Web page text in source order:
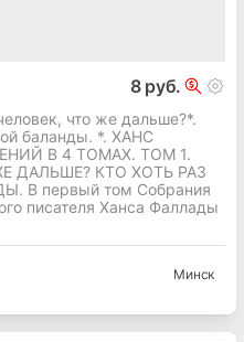
8 руб.
что же дальше?*.
баланды. *. ХАНС
В 4 ТОМАХ. ТОМ 1.
ДАЛЬШЕ? КТО ХОТЬ РАЗ
В первый том Собрания
писателя Ханса Фаллады
Минск